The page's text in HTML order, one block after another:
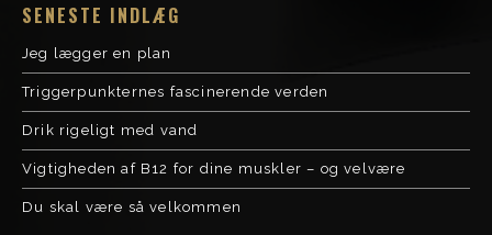
SENESTE INDLÆG
Jeg lægger en plan
Triggerpunkternes fascinerende verden
Drik rigeligt med vand
Vigtigheden af B12 for dine muskler – og velvære
Du skal være så velkommen